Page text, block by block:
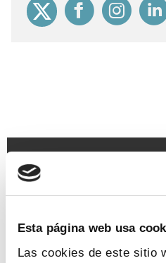
Esta página web usa
Las cookies de este sitio
TEMAS
Acceso Coronavirus
Legislación